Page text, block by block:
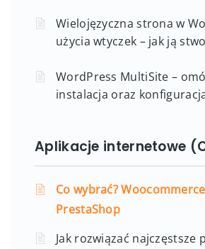
Wielojęzyczna strona w
użycia wtyczek – jak ją
WordPress MultiSite –
instalacja oraz
Aplikacje internetowe
Co wybrać?
PrestaShop
Jak rozwiązać najczęstsze